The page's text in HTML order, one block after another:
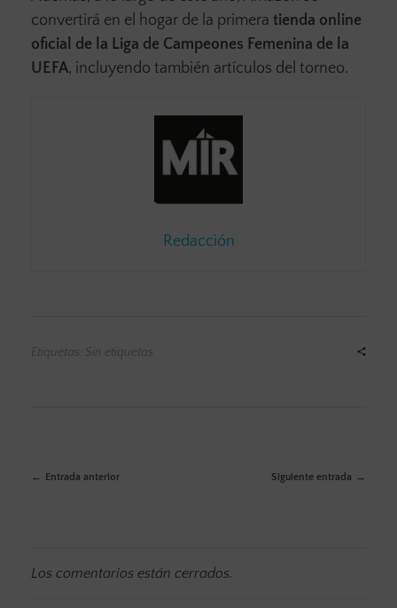
convertirá en el hogar de la primera tienda online
oficial de la Liga de Campeones Femenina de la
UEFA, incluyendo también artículos del torneo.
Redacción
Etiquetas: Sin etiquetas
Entrada anterior Siguiente entrada
Los comentarios están cerrados.